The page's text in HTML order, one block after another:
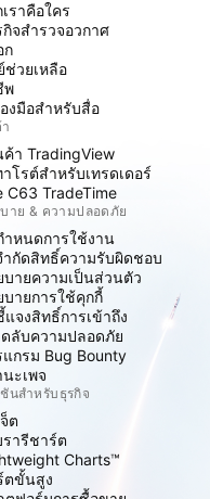
ราคือใคร
จสำรวจอวกาศ
ก
ช่วยเหลือ
พ
องมือสำหรับสื่อ
า TradingView
โรต์สำหรับเทรดเดอร์
C63 TradeTime
าย & ความปลอดภัย
ำหนดการใช้งาน
ำกัดสิทธิ์ความรับผิดชอบ
บายความเป็นส่วนตัว
บายการใช้คุกกี้
แจงสิทธิ์การเข้าถึง
ดลับความปลอดภัย
กรม Bug Bounty
ะเพจ
นสำหรับธุรกิจ
ต
ารีชาร์ต
Charts™
ตขั้นสูง